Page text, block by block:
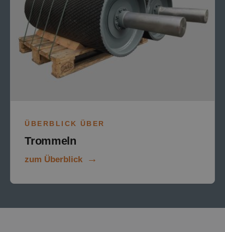
ÜBERBLICK ÜBER
Trommeln
zum Überblick